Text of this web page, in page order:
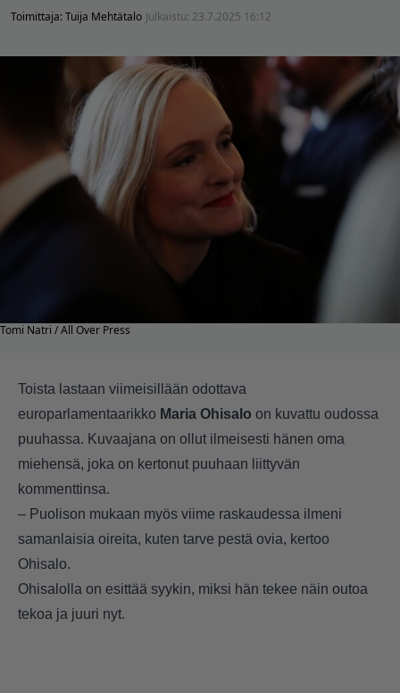
Toimittaja:Tuija Mehtätalo Julkaistu: 23.7.2025 16:12
Tomi Natri / All Over Press
Toista lastaan viimeisillään odottava
europarlamentaarikko Maria Ohisalo on kuvattu oudossa
puuhassa. Kuvaajana on ollut ilmeisesti hänen oma
miehensä, joka on kertonut puuhaan liittyvän
kommenttinsa.
– Puolison mukaan myös viime raskaudessa ilmeni
samanlaisia oireita, kuten tarve pestä ovia, kertoo
Ohisalo.
Ohisalolla on esittää syykin, miksi hän tekee näin outoa
tekoa ja juuri nyt.